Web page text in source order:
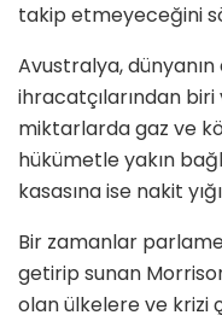
takip etmeyeceğini
Avustralya,
ihracatçılarından biri
miktarlarda gaz ve
hükümetle yakın
kasasına ise nakit
Bir zamanlar
getirip sunan
olan ülkelere ve krizi